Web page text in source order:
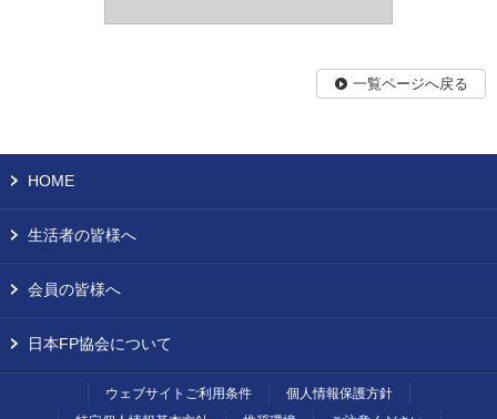
一覧ページへ戻る
HOME
生活者の皆様へ
会員の皆様へ
日本FP協会について
ウェブサイトご利用条件
個人情報保護方針